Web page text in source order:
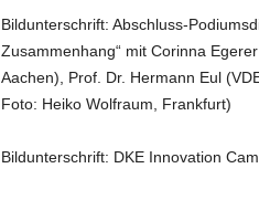
Bildunterschrift: Abschluss-
Zusammenhang“ mit Corinna
Aachen), Prof. Dr. Hermann Eul
Foto: Heiko Wolfraum, Frankfurt)
Bildunterschrift: DKE Innovation